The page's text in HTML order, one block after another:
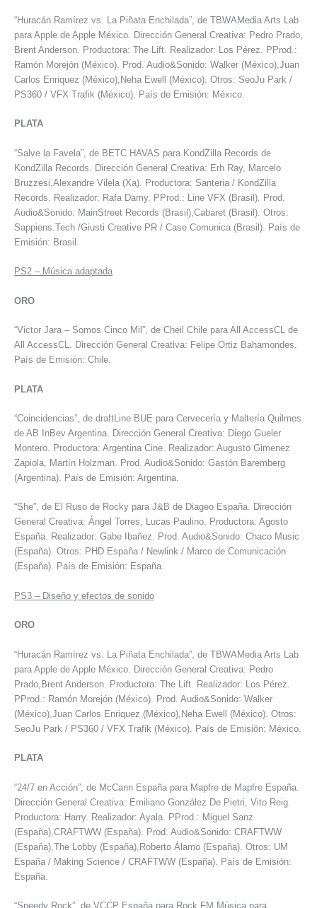
“Huracán Ramírez vs. La Piñata Enchilada”, de TBWAMedia Arts Lab
para Apple de Apple México. Dirección General Creativa: Pedro Prado,
Brent Anderson. Productora: The Lift. Realizador: Los Pérez. PProd.:
Ramón Morejón (México). Prod. Audio&Sonido: Walker (México),Juan
Carlos Enriquez (México),Neha Ewell (México). Otros: SeoJu Park /
PS360 / VFX Trafik (México). País de Emisión: México.
PLATA
“Salve la Favela”, de BETC HAVAS para KondZilla Records de
KondZilla Records. Dirección General Creativa: Erh Ray, Marcelo
Bruzzesi,Alexandre Vilela (Xa). Productora: Santeria / KondZilla
Records. Realizador: Rafa Damy. PProd.: Line VFX (Brasil). Prod.
Audio&Sonido: MainStreet Records (Brasil),Cabaret (Brasil). Otros:
Sappiens.Tech /Giusti Creative PR / Case Comunica (Brasil). País de
Emisión: Brasil.
PS2 – Música adaptada
ORO
“Victor Jara – Somos Cinco Mil”, de Cheil Chile para All AccessCL de
All AccessCL. Dirección General Creativa: Felipe Ortiz Bahamondes.
País de Emisión: Chile.
PLATA
“Coincidencias”, de draftLine BUE para Cervecería y Maltería Quilmes
de AB InBev Argentina. Dirección General Creativa: Diego Gueler
Montero. Productora: Argentina Cine. Realizador: Augusto Gimenez
Zapiola, Martín Holzman. Prod. Audio&Sonido: Gastón Baremberg
(Argentina). País de Emisión: Argentina.
“She”, de El Ruso de Rocky para J&B de Diageo España. Dirección
General Creativa: Ángel Torres, Lucas Paulino. Productora: Agosto
España. Realizador: Gabe Ibañez. Prod. Audio&Sonido: Chaco Music
(España). Otros: PHD España / Newlink / Marco de Comunicación
(España). País de Emisión: España.
PS3 – Diseño y efectos de sonido
ORO
“Huracán Ramírez vs. La Piñata Enchilada”, de TBWAMedia Arts Lab
para Apple de Apple México. Dirección General Creativa: Pedro
Prado,Brent Anderson. Productora: The Lift. Realizador: Los Pérez.
PProd.: Ramón Morejón (México). Prod. Audio&Sonido: Walker
(México),Juan Carlos Enriquez (México),Neha Ewell (México). Otros:
SeoJu Park / PS360 / VFX Trafik (México). País de Emisión: México.
PLATA
“24/7 en Acción”, de McCann España para Mapfre de Mapfre España.
Dirección General Creativa: Emiliano González De Pietri, Vito Reig.
Productora: Harry. Realizador: Ayala. PProd.: Miguel Sanz
(España),CRAFTWW (España). Prod. Audio&Sonido: CRAFTWW
(España),The Lobby (España),Roberto Álamo (España). Otros: UM
España / Making Science / CRAFTWW (España). País de Emisión:
España.
“Speedy Rock”, de VCCP España para Rock FM Música para